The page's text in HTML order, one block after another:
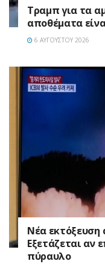
Τραμπ για τα
αποθέματα
6 ΑΥΓΟΎΣΤΟΥ 2026
Νέα εκτόξευση
Εξετάζεται αν
πύραυλο